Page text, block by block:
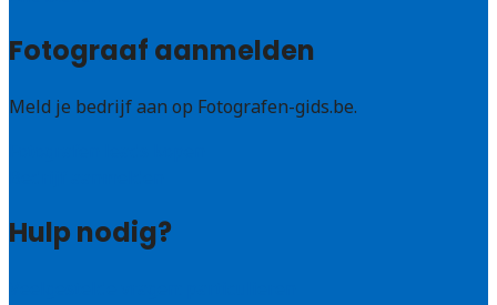
Fotograaf aanmelden
Meld je bedrijf aan op Fotografen-gids.be.
Hulp nodig?